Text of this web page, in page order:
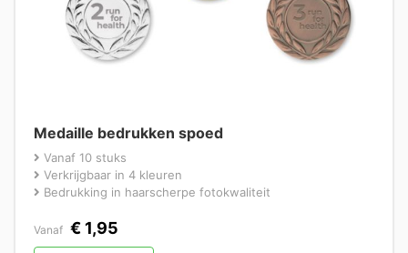
Medaille bedrukken spoed
Vanaf 10 stuks
Verkrijgbaar in 4 kleuren
Bedrukking in haarscherpe fotokwaliteit
Vanaf € 1,95